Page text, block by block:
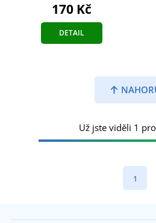
170 Kč
DETAIL
Už jste viděli 1
1